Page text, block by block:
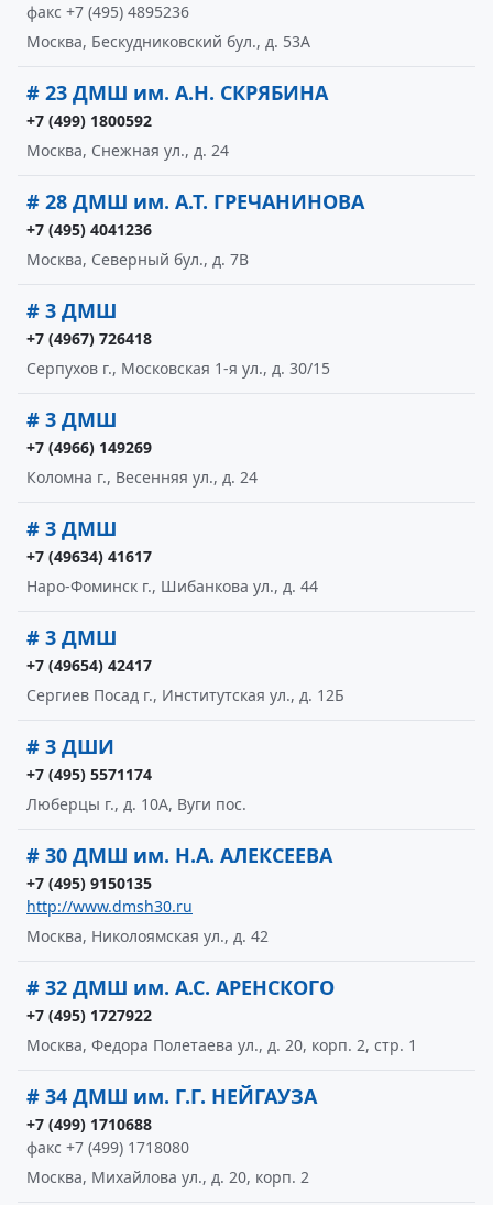
факс +7 (495) 4895236
Москва, Бескудниковский бул., д. 53А
# 23 ДМШ им. А.Н. СКРЯБИНА
+7 (499) 1800592
Москва, Снежная ул., д. 24
# 28 ДМШ им. А.Т. ГРЕЧАНИНОВА
+7 (495) 4041236
Москва, Северный бул., д. 7В
# 3 ДМШ
+7 (4967) 726418
Серпухов г., Московская 1-я ул., д. 30/15
# 3 ДМШ
+7 (4966) 149269
Коломна г., Весенняя ул., д. 24
# 3 ДМШ
+7 (49634) 41617
Наро-Фоминск г., Шибанкова ул., д. 44
# 3 ДМШ
+7 (49654) 42417
Сергиев Посад г., Институтская ул., д. 12Б
# 3 ДШИ
+7 (495) 5571174
Люберцы г., д. 10А, Вуги пос.
# 30 ДМШ им. Н.А. АЛЕКСЕЕВА
+7 (495) 9150135
http://www.dmsh30.ru
Москва, Николоямская ул., д. 42
# 32 ДМШ им. А.С. АРЕНСКОГО
+7 (495) 1727922
Москва, Федора Полетаева ул., д. 20, корп. 2, стр. 1
# 34 ДМШ им. Г.Г. НЕЙГАУЗА
+7 (499) 1710688
факс +7 (499) 1718080
Москва, Михайлова ул., д. 20, корп. 2